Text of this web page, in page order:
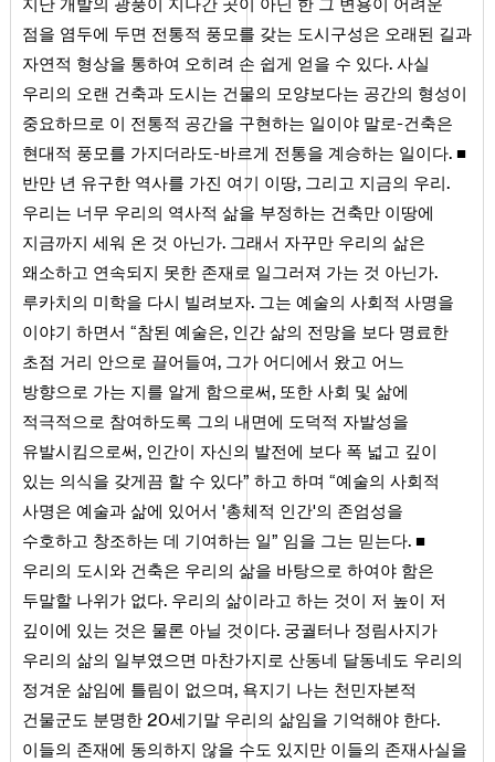
점을 염두에 두면 전통적 풍모를 갖는 도시구성은 오래된 길과
자연적 형상을 통하여 오히려 손 쉽게 얻을 수 있다. 사실
우리의 오랜 건축과 도시는 건물의 모양보다는 공간의 형성이
중요하므로 이 전통적 공간을 구현하는 일이야 말로-건축은
현대적 풍모를 가지더라도-바르게 전통을 계승하는 일이다. ■
반만 년 유구한 역사를 가진 여기 이땅, 그리고 지금의 우리.
우리는 너무 우리의 역사적 삶을 부정하는 건축만 이땅에
지금까지 세워 온 것 아닌가. 그래서 자꾸만 우리의 삶은
왜소하고 연속되지 못한 존재로 일그러져 가는 것 아닌가.
루카치의 미학을 다시 빌려보자. 그는 예술의 사회적 사명을
이야기 하면서 “참된 예술은, 인간 삶의 전망을 보다 명료한
초점 거리 안으로 끌어들여, 그가 어디에서 왔고 어느
방향으로 가는 지를 알게 함으로써, 또한 사회 및 삶에
적극적으로 참여하도록 그의 내면에 도덕적 자발성을
유발시킴으로써, 인간이 자신의 발전에 보다 폭 넓고 깊이
있는 의식을 갖게끔 할 수 있다” 하고 하며 “예술의 사회적
사명은 예술과 삶에 있어서 '총체적 인간'의 존엄성을
수호하고 창조하는 데 기여하는 일” 임을 그는 믿는다. ■
우리의 도시와 건축은 우리의 삶을 바탕으로 하여야 함은
두말할 나위가 없다. 우리의 삶이라고 하는 것이 저 높이 저
깊이에 있는 것은 물론 아닐 것이다. 궁궐터나 정림사지가
우리의 삶의 일부였으면 마찬가지로 산동네 달동네도 우리의
정겨운 삶임에 틀림이 없으며, 욕지기 나는 천민자본적
건물군도 분명한 20세기말 우리의 삶임을 기억해야 한다.
이들의 존재에 동의하지 않을 수도 있지만 이들의 존재사실을